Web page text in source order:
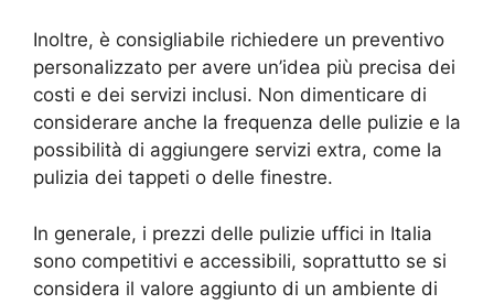
Inoltre, è consigliabile richiedere un preventivo
personalizzato per avere un’idea più precisa dei
costi e dei servizi inclusi. Non dimenticare di
considerare anche la frequenza delle pulizie e la
possibilità di aggiungere servizi extra, come la
pulizia dei tappeti o delle finestre.
In generale, i prezzi delle pulizie uffici in Italia
sono competitivi e accessibili, soprattutto se si
considera il valore aggiunto di un ambiente di